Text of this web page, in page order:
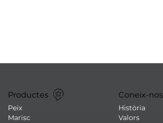
Productes
Peix
Marisc
Coneix-nos
Història
Valors